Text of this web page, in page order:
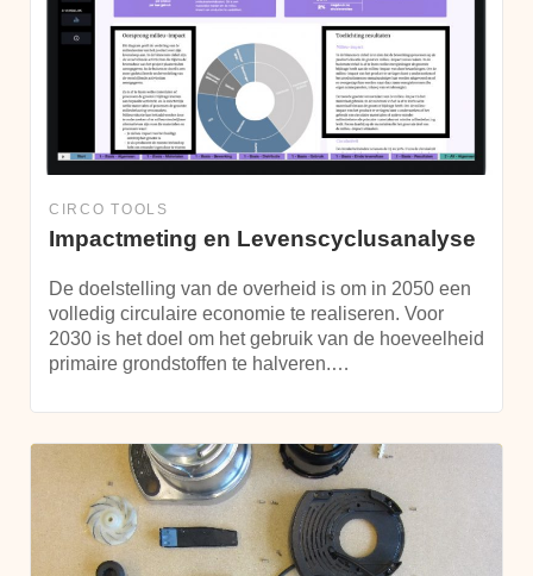
CIRCO TOOLS
Impactmeting en Levenscyclusanalyse
De doelstelling van de overheid is om in 2050 een
volledig circulaire economie te realiseren. Voor
2030 is het doel om het gebruik van de hoeveelheid
primaire grondstoffen te halveren.…